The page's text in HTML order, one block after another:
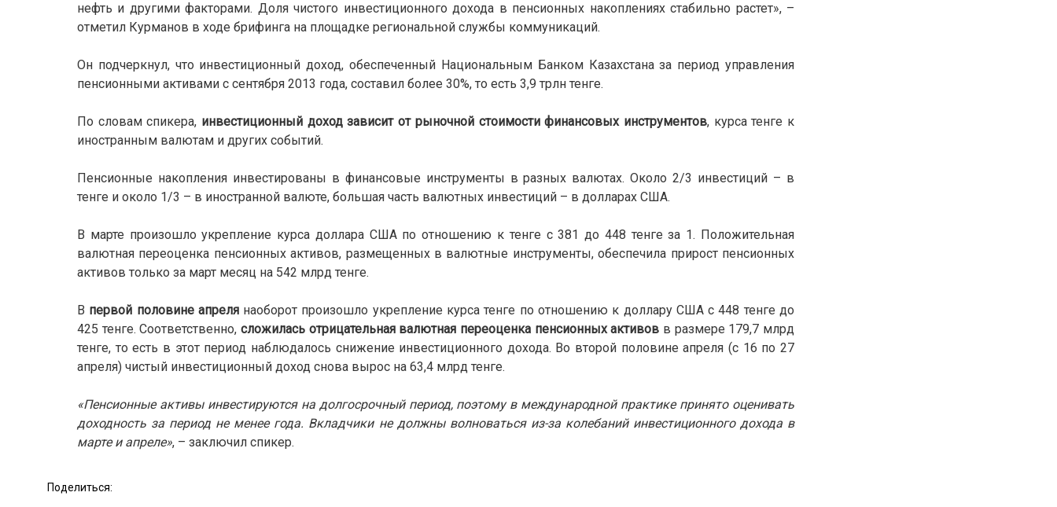
нефть и другими факторами. Доля чистого инвестиционного дохода в пенсионных накоплениях стабильно растет», –
отметил Курманов в ходе брифинга на площадке региональной службы коммуникаций.
Он подчеркнул, что инвестиционный доход, обеспеченный Национальным Банком Казахстана за период управления
пенсионными активами с сентября 2013 года, составил более 30%, то есть 3,9 трлн тенге.
По словам спикера, инвестиционный доход зависит от рыночной стоимости финансовых инструментов, курса тенге к
иностранным валютам и других событий.
Пенсионные накопления инвестированы в финансовые инструменты в разных валютах. Около 2/3 инвестиций – в
тенге и около 1/3 – в иностранной валюте, большая часть валютных инвестиций – в долларах США.
В марте произошло укрепление курса доллара США по отношению к тенге с 381 до 448 тенге за 1. Положительная
валютная переоценка пенсионных активов, размещенных в валютные инструменты, обеспечила прирост пенсионных
активов только за март месяц на 542 млрд тенге.
В первой половине апрелянаоборот произошло укрепление курса тенге по отношению к доллару США с 448 тенге до
425 тенге. Соответственно, сложилась отрицательная валютная переоценка пенсионных активов в размере 179,7 млрд
тенге, то есть в этот период наблюдалось снижение инвестиционного дохода. Во второй половине апреля (c 16 по 27
апреля) чистый инвестиционный доход снова вырос на 63,4 млрд тенге.
«Пенсионные активы инвестируются на долгосрочный период, поэтому в международной практике принято оценивать
доходность за период не менее года. Вкладчики не должны волноваться из-за колебаний инвестиционного дохода в
марте и апреле», – заключил спикер.
Поделиться: